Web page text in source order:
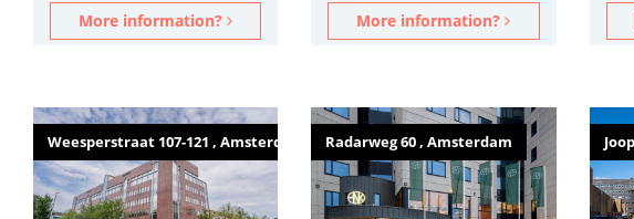
More information? More information?
Weesperstraat 107-121 , Amsterdam Radarweg 60 , Amsterdam